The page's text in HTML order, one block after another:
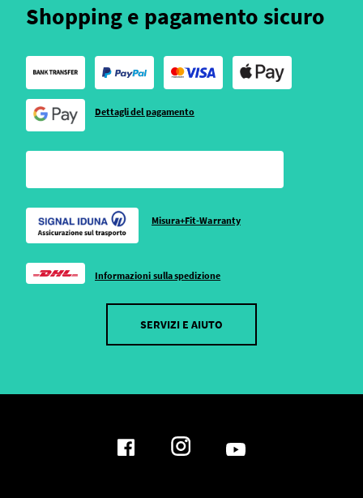
Shopping e pagamento sicuro
Dettagli del pagamento
Misura+Fit-Warranty
Informazioni sulla spedizione
SERVIZI E AIUTO